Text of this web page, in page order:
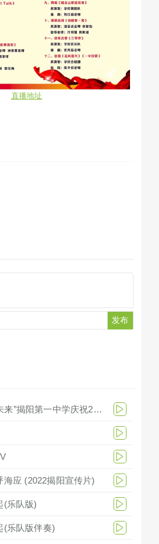
直播地址
发布
“弦歌逐梦向未来”揭阳第一中学庆祝279周年华诞文艺汇演
海应 (2022揭阳宣传片)
(乐队版)
(乐队版伴奏)